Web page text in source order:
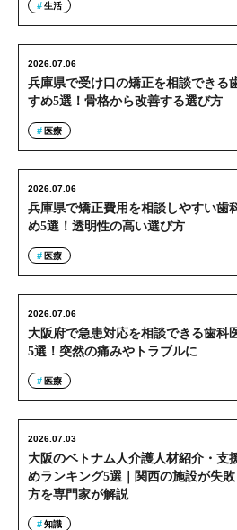
生活
兵庫県で受け口の矯正を相談できる
すめ5選！骨格から改善する選び方
2026.07.06
医療
兵庫県で矯正費用を相談しやすい歯
め5選！透明性の高い選び方
2026.07.06
医療
大阪府で急患対応を相談できる歯科
5選！突然の痛みやトラブルに
2026.07.06
医療
大阪のベトナム人介護人材紹介・支
めランキング5選｜関西の施設が失
方を専門家が解説
2026.07.03
知識